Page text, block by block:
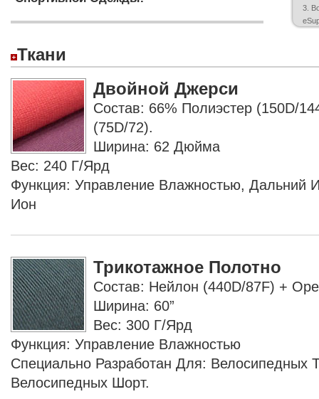
3.
Ткани
Двойной Джерси
Состав: 66% Полиэстер (150D/
(75D/72).
Ширина: 62 Дюйма
Вес: 240 Г/ярд
Функция: Управление Влажностью, Дальний
Ион
Трикотажное Полотно
Состав: Нейлон (440D/87F) +
Ширина: 60”
Вес: 300 Г/ярд
Функция: Управление Влажностью
Специально Разработан Для: Велосипедных
Велосипедных Шорт.